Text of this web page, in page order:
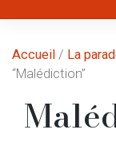
Accueil / La
“Malédiction”